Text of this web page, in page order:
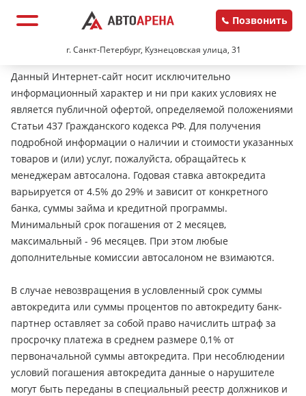
г. Санкт-Петербург, Кузнецовская улица, 31
Позвонить
Данный Интернет-сайт носит исключительно
информационный характер и ни при каких условиях не
является публичной офертой, определяемой положениями
Статьи 437 Гражданского кодекса РФ. Для получения
подробной информации о наличии и стоимости указанных
товаров и (или) услуг, пожалуйста, обращайтесь к
менеджерам автосалона. Годовая ставка автокредита
варьируется от 4.5% до 29% и зависит от конкретного
банка, суммы займа и кредитной программы.
Минимальный срок погашения от 2 месяцев,
максимальный - 96 месяцев. При этом любые
дополнительные комиссии автосалоном не взимаются.
В случае невозвращения в условленный срок суммы
автокредита или суммы процентов по автокредиту банк-
партнер оставляет за собой право начислить штраф за
просрочку платежа в среднем размере 0,1% от
первоначальной суммы автокредита. При несоблюдении
условий погашения автокредита данные о нарушителе
могут быть переданы в специальный реестр должников и